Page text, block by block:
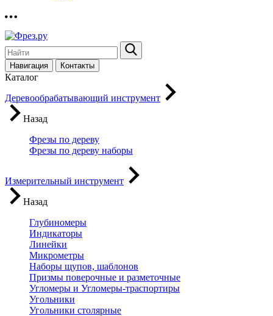
Навигация Контакты
Каталог
Деревообрабатывающий инструмент
Назад
Фрезы по дереву
Фрезы по дереву наборы
Измерительный инструмент
Назад
Глубиномеры
Индикаторы
Линейки
Микрометры
Наборы щупов, шаблонов
Призмы поверочные и разметочные
Угломеры и Угломеры-траспортиры
Угольники
Угольники столярные